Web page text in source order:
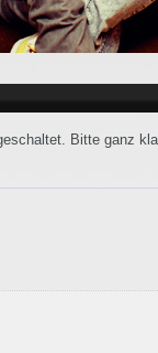
Bitte ganz